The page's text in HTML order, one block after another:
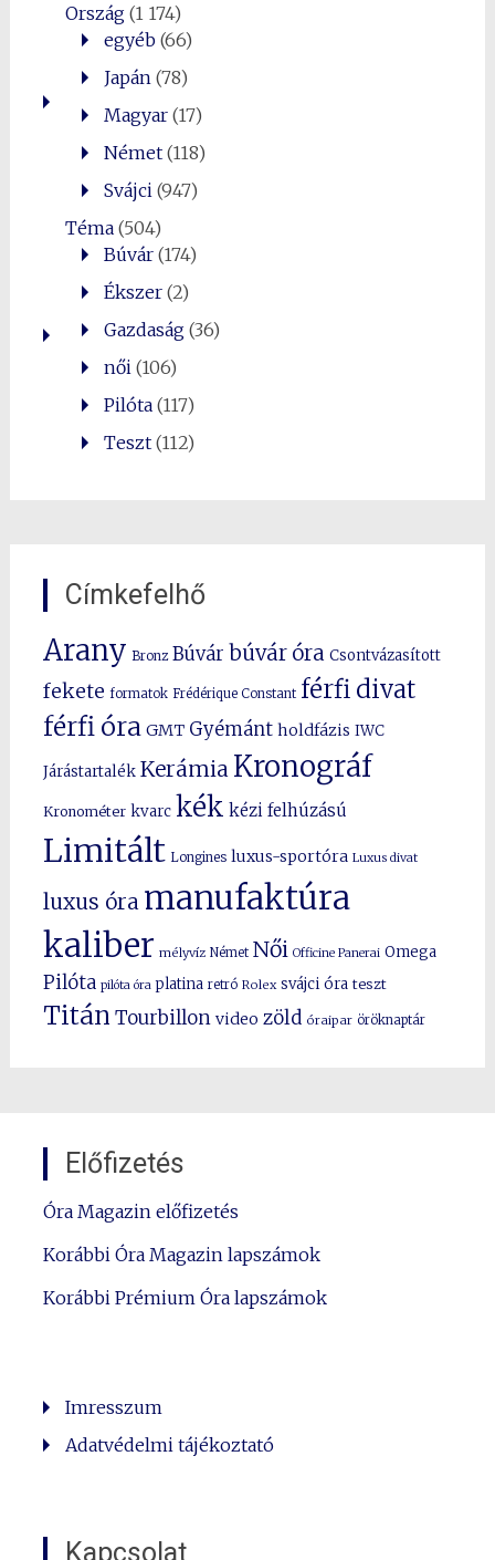
Ország(1 174)
egyéb(66)
Japán (78)
Magyar(17)
Német(118)
Svájci (947)
Téma(504)
Búvár(174)
Ékszer(2)
Gazdaság(36)
női (106)
Pilóta(117)
Teszt(112)
Címkefelhő
Arany Bronz Búvár búvár óra Csontvázasított
fekete formatok Frédérique Constant férfi divat
férfi óra GMT Gyémánt holdfázis IWC
Járástartalék Kerámia Kronográf
Kronométer kvarc kék kézi felhúzású
Limitált Longines luxus-sportóra Luxus divat
luxus óra manufaktúra
kaliber mélyvíz Német Női Officine Panerai Omega
Pilóta pilóta óra platina retró Rolex svájci óra teszt
Titán Tourbillon video zöld óraipar öröknaptár
Előfizetés
Óra Magazin előfizetés
Korábbi Óra Magazin lapszámok
Korábbi Prémium Óra lapszámok
Imresszum
Adatvédelmi tájékoztató
Kapcsolat